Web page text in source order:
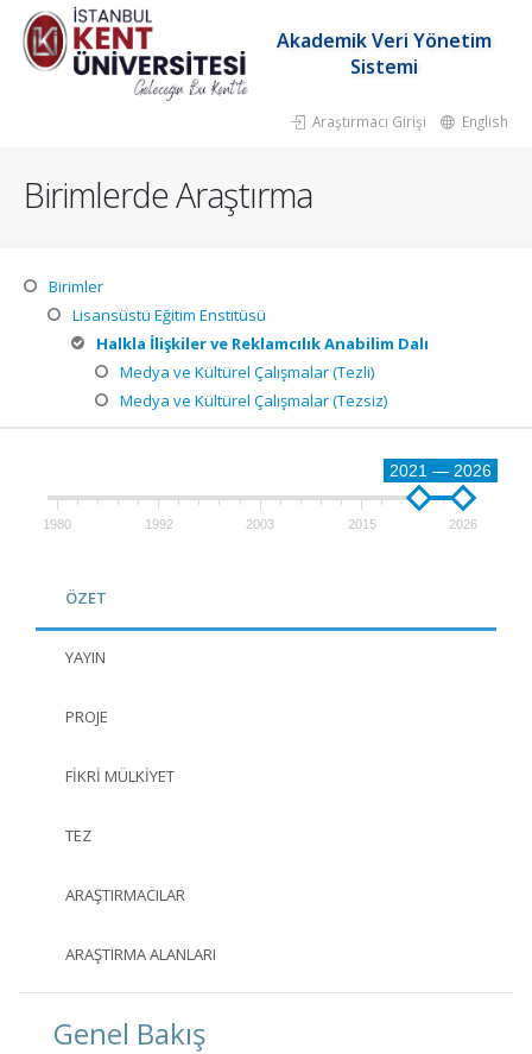
Akademik Veri Yönetim
Sistemi
Araştırmacı Girişi English
Birimlerde Araştırma
Birimler
Lisansüstü Eğitim Enstitüsü
Halkla İlişkiler ve Reklamcılık Anabilim Dalı
Medya ve Kültürel Çalışmalar (Tezli)
Medya ve Kültürel Çalışmalar (Tezsiz)
2021 — 2026
1980 1992 2003 2015 2026
ÖZET
YAYIN
PROJE
FIKRI MÜLKIYET
TEZ
ARAŞTIRMACILAR
ARAŞTIRMA ALANLARI
Genel Bakış